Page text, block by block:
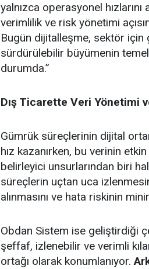
yalnızca operasyonel
verimlilik ve risk yönetimi
Bugün dijitalleşme, sektör için
sürdürülebilir büyümenin
durumda.”
Dış Ticarette Veri Yönetimi
Gümrük süreçlerinin dijital
hız kazanırken, bu verinin
belirleyici unsurlarından biri
süreçlerin uçtan uca
alınmasını ve hata riskinin
Obdan Sistem ise geliştirdiği
şeffaf, izlenebilir ve verimli
ortağı olarak konumlanıyor.